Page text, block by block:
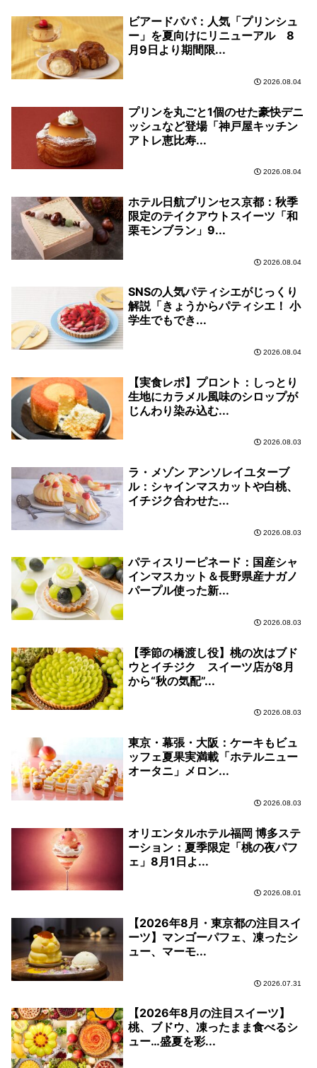
ビアードパパ：人気「プリンシュ
ー」を夏向けにリニューアル 8
月9日より期間限...
2026.08.04
プリンを丸ごと1個のせた豪快デニ
ッシュなど登場「神戸屋キッチン
アトレ恵比寿...
2026.08.04
ホテル日航プリンセス京都：秋季
限定のテイクアウトスイーツ「和
栗モンブラン」9...
2026.08.04
SNSの人気パティシエがじっくり
解説「きょうからパティシエ！ 小
学生でもでき...
2026.08.04
【実食レポ】プロント：しっとり
生地にカラメル風味のシロップが
じんわり染み込む...
2026.08.03
ラ・メゾン アンソレイユターブ
ル：シャインマスカットや白桃、
イチジク合わせた...
2026.08.03
パティスリーピネード：国産シャ
インマスカット＆長野県産ナガノ
パープル使った新...
2026.08.03
【季節の橋渡し役】桃の次はブド
ウとイチジク スイーツ店が8月
から“秋の気配”...
2026.08.03
東京・幕張・大阪：ケーキもビュ
ッフェ夏果実満載「ホテルニュー
オータニ」メロン...
2026.08.03
オリエンタルホテル福岡 博多ステ
ーション：夏季限定「桃の夜パフ
ェ」8月1日よ...
2026.08.01
【2026年8月・東京都の注目スイ
ーツ】マンゴーパフェ、凍ったシ
ュー、マーモ...
2026.07.31
【2026年8月の注目スイーツ】
桃、ブドウ、凍ったまま食べるシ
ュー…盛夏を彩...